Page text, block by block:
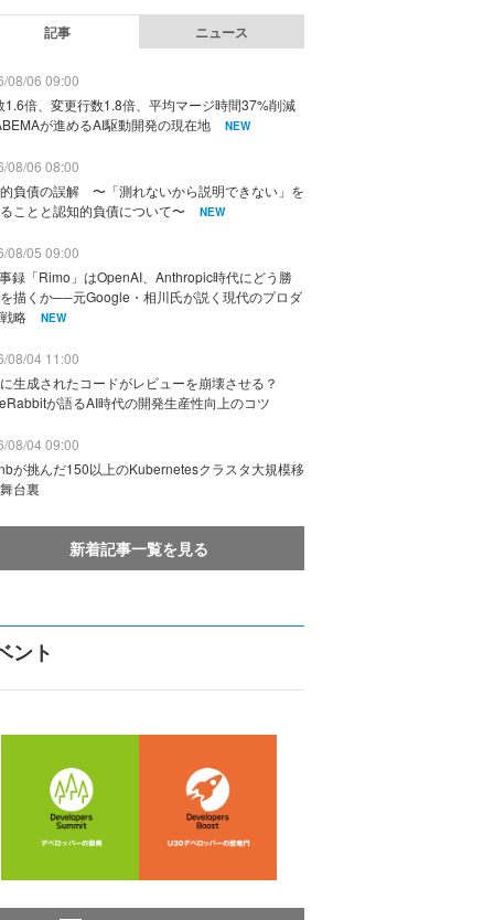
記事 ニュース
08/06 09:00
1.6倍、変更行数1.8倍、平均マージ時間37%削減
が進めるAI駆動開発の現在地
NEW
08/06 08:00
負債の誤解 〜「測れないから説明できない」を
ことと認知的負債について〜
NEW
08/05 09:00
録「Rimo」はOpenAI、Anthropic時代にどう勝
描くか──元Google・相川氏が説く現代のプロダ
略
NEW
08/04 11:00
生成されたコードがレビューを崩壊させる？
が語るAI時代の開発生産性向上のコツ
08/04 09:00
が挑んだ150以上のKubernetesクラスタ大規模移
台裏
新着記事一覧を見る
ント